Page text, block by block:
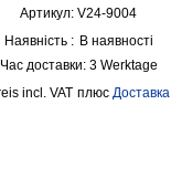
Артикул: V24-9004
Наявність : В наявності
Час доставки: 3 Werktage
incl. VAT плюс Доставка